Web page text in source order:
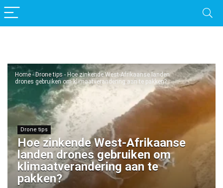
Home -Drone tips - Hoe zinkende West-Afrikaanse landen
drones gebruiken om klimaatverandering aan te pakken?
Drone tips
Hoe zinkende West-Afrikaanse
landen drones gebruiken om
klimaatverandering aan te
pakken?